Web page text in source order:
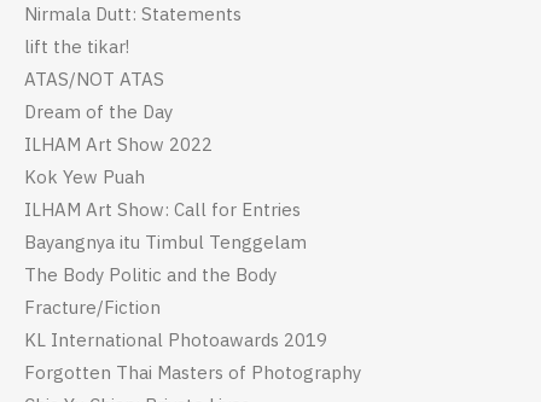
Nirmala Dutt: Statements
lift the tikar!
ATAS/NOT ATAS
Dream of the Day
ILHAM Art Show 2022
Kok Yew Puah
ILHAM Art Show: Call for Entries
Bayangnya itu Timbul Tenggelam
The Body Politic and the Body
Fracture/Fiction
KL International Photoawards 2019
Forgotten Thai Masters of Photography